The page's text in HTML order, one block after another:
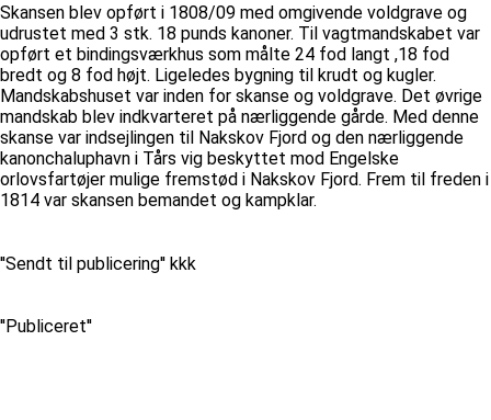
Skansen blev opført i 1808/09 med omgivende voldgrave og
udrustet med 3 stk. 18 punds kanoner. Til vagtmandskabet var
opført et bindingsværkhus som målte 24 fod langt ,18 fod
bredt og 8 fod højt. Ligeledes bygning til krudt og kugler.
Mandskabshuset var inden for skanse og voldgrave. Det øvrige
mandskab blev indkvarteret på nærliggende gårde. Med denne
skanse var indsejlingen til Nakskov Fjord og den nærliggende
kanonchaluphavn i Tårs vig beskyttet mod Engelske
orlovsfartøjer mulige fremstød i Nakskov Fjord. Frem til freden i
1814 var skansen bemandet og kampklar.
''Sendt til publicering'' kkk
''Publiceret''